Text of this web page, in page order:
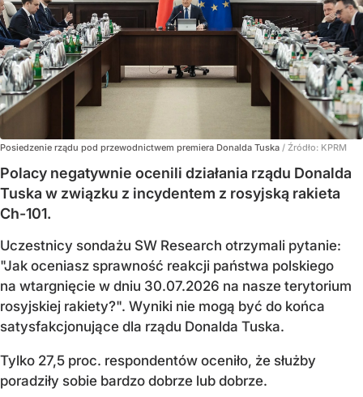
Posiedzenie rządu pod przewodnictwem premiera Donalda Tuska / Źródło: KPRM
Polacy negatywnie ocenili działania rządu Donalda
Tuska w związku z incydentem z rosyjską rakieta
Ch-101.
Uczestnicy sondażu SW Research otrzymali pytanie:
"Jak oceniasz sprawność reakcji państwa polskiego
na wtargnięcie w dniu 30.07.2026 na nasze terytorium
rosyjskiej rakiety?". Wyniki nie mogą być do końca
satysfakcjonujące dla rządu Donalda Tuska.
Tylko 27,5 proc. respondentów oceniło, że służby
poradziły sobie bardzo dobrze lub dobrze.